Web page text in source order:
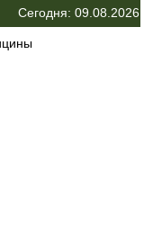
Сегодня: 09.08.2026